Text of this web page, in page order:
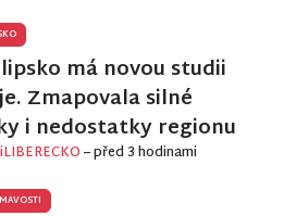
má novou studii
Zmapovala silné
i nedostatky regionu
– před 3 hodinami